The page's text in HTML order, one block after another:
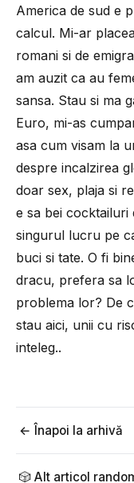
America de sud e
calcul. Mi-ar
romani si de
am auzit ca au
sansa. Stau si ma
Euro, mi-as
asa cum visam la
despre incalzirea
doar sex, plaja si
e sa bei
singurul lucru pe
buci si tate. O fi
dracu, prefera sa
problema lor? De
stau aici, unii cu
inteleg..
← Înapoi la arhivă
🎲 Alt articol